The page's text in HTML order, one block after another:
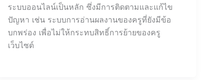
ระบบออนไลน์เป็นหลัก ซึ่งมีการติดตามและแก้ไข
ปัญหา เช่น ระบบการอ่านผลงานของครูที่ยังมีข้อ
บกพร่อง เพื่อไม่ให้กระทบสิทธิ์การย้ายของครู
เว็บไซต์